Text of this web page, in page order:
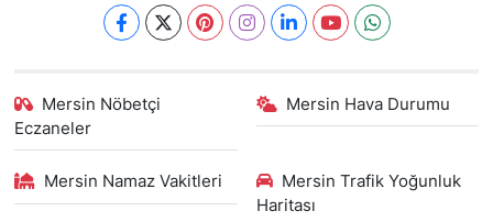
Mersin Nöbetçi
Eczaneler
Mersin Hava Durumu
Mersin Namaz Vakitleri
Mersin Trafik Yoğunluk
Haritası